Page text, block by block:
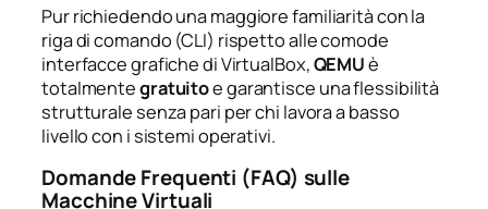
Pur richiedendo una maggiore familiarità con la
riga di comando (CLI) rispetto alle comode
interfacce grafiche di VirtualBox,QEMUè
totalmentegratuitoe garantisce una flessibilità
strutturale senza pari per chi lavora a basso
livello con i sistemi operativi.
Domande Frequenti (FAQ) sulle
Macchine Virtuali